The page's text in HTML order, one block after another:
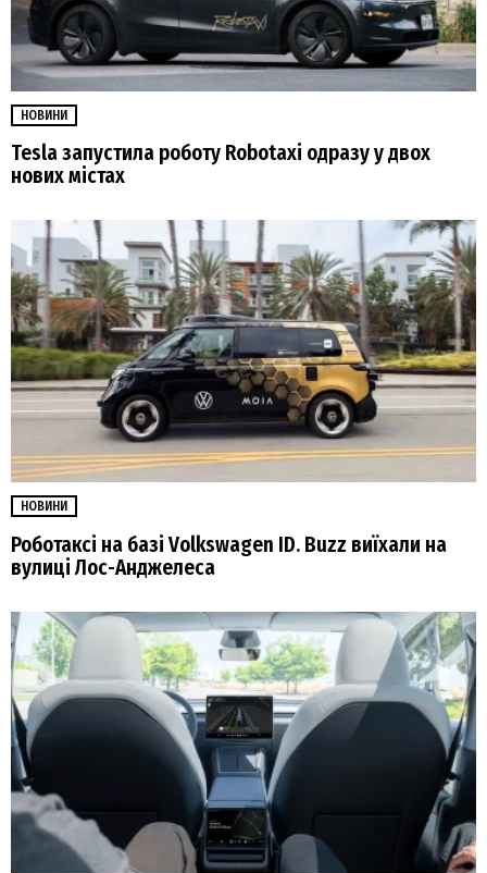
НОВИНИ
Tesla запустила роботу Robotaxi одразу у двох
нових містах
НОВИНИ
Роботаксі на базі Volkswagen ID. Buzz виїхали на
вулиці Лос-Анджелеса